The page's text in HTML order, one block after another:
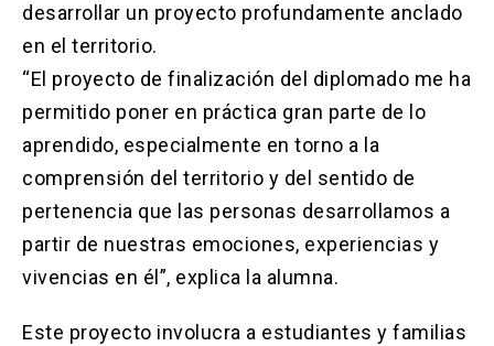
desarrollar un proyecto profundamente anclado
en el territorio.
“El proyecto de finalización del diplomado me ha
permitido poner en práctica gran parte de lo
aprendido, especialmente en torno a la
comprensión del territorio y del sentido de
pertenencia que las personas desarrollamos a
partir de nuestras emociones, experiencias y
vivencias en él”, explica la alumna.
Este proyecto involucra a estudiantes y familias